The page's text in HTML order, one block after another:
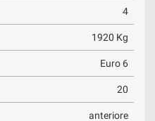
4
1920 Kg
Euro 6
20
anteriore